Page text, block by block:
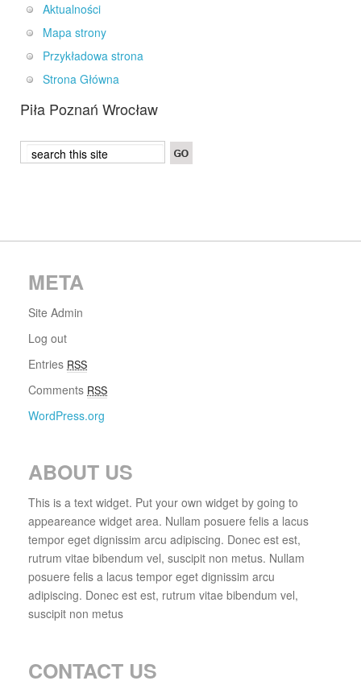
Aktualności
Mapa strony
Przykładowa strona
Strona Główna
Piła Poznań Wrocław
META
Site Admin
Log out
Entries RSS
Comments RSS
WordPress.org
ABOUT US
This is a text widget. Put your own widget by going to
appeareance widget area. Nullam posuere felis a lacus
tempor eget dignissim arcu adipiscing. Donec est est,
rutrum vitae bibendum vel, suscipit non metus. Nullam
posuere felis a lacus tempor eget dignissim arcu
adipiscing. Donec est est, rutrum vitae bibendum vel,
suscipit non metus
CONTACT US